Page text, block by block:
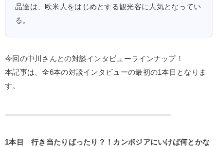
品達は、欧米人をはじめとする観光客に人気となってい
る。
今回の中川さんとの対談インタビューラインナップ！
本記事は、全6本の対談インタビューの最初の1本目となりま
す。
1本目 行き当たりばったり？！カンボジアにいけば何とかな